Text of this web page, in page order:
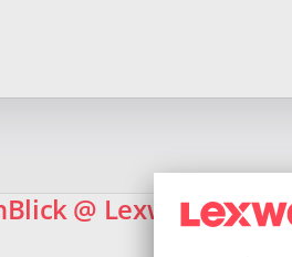
@ Lexware Office